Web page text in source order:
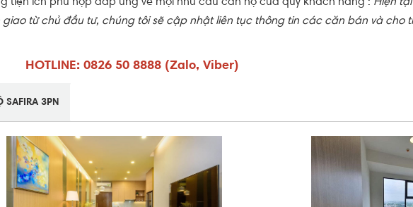
từ chủ đầu tư, chúng tôi sẽ cập nhật liên tục thông tin các căn bán và cho
HOTLINE: 0826 50 8888 (Zalo, Viber)
SAFIRA 3PN